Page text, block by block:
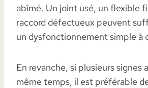
abîmé. Un joint usé, un flexible
raccord défectueux peuvent
un dysfonctionnement simple à
En revanche, si plusieurs signes
même temps, il est préférable